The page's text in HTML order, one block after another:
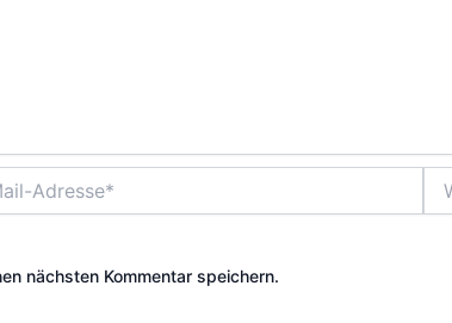
nächsten Kommentar speichern.